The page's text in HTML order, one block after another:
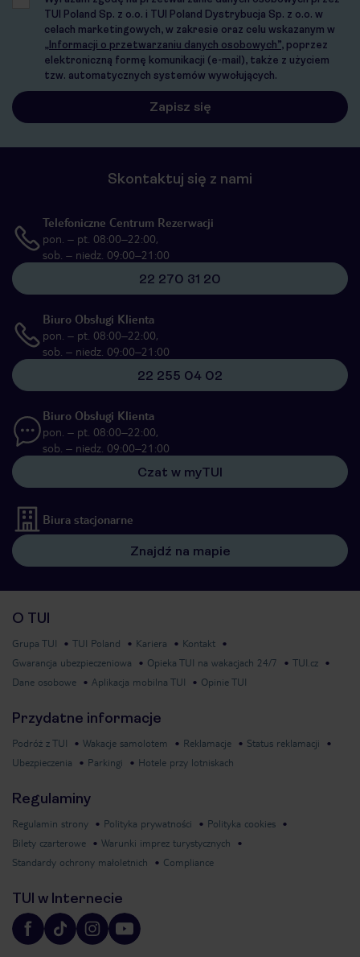
TUI Poland Sp. z o.o. i TUI Poland Dystrybucja Sp. z o.o. w
celach marketingowych, w zakresie oraz celu wskazanym w
„Informacji o przetwarzaniu danych osobowych”, poprzez
elektroniczną formę komunikacji (e-mail), także z użyciem
tzw. automatycznych systemów wywołujących.
Skontaktuj się z nami
Telefoniczne Centrum Rezerwacji
pon. – pt. 08:00–22:00,
sob. – niedz. 09:00–21:00
22 270 31 20
Biuro Obsługi Klienta
pon. – pt. 08:00–22:00,
sob. – niedz. 09:00–21:00
22 255 04 02
Biuro Obsługi Klienta
pon. – pt. 08:00–22:00,
sob. – niedz. 09:00–21:00
Czat w myTUI
Biura stacjonarne
Znajdź na mapie
O TUI
Grupa TUI TUI Poland Kariera
Kontakt
Gwarancja ubezpieczeniowa
Opieka TUI na wakacjach 24/7
TUI.cz
Dane osobowe
Aplikacja mobilna TUI Opinie TUI
Przydatne informacje
Podróż z TUI Wakacje samolotem Reklamacje
Status reklamacji
Ubezpieczenia
Parkingi Hotele przy lotniskach
Regulaminy
Regulamin strony Polityka prywatności
Polityka cookies
Bilety czarterowe
Warunki imprez turystycznych
Standardy ochrony małoletnich
Compliance
TUI w Internecie